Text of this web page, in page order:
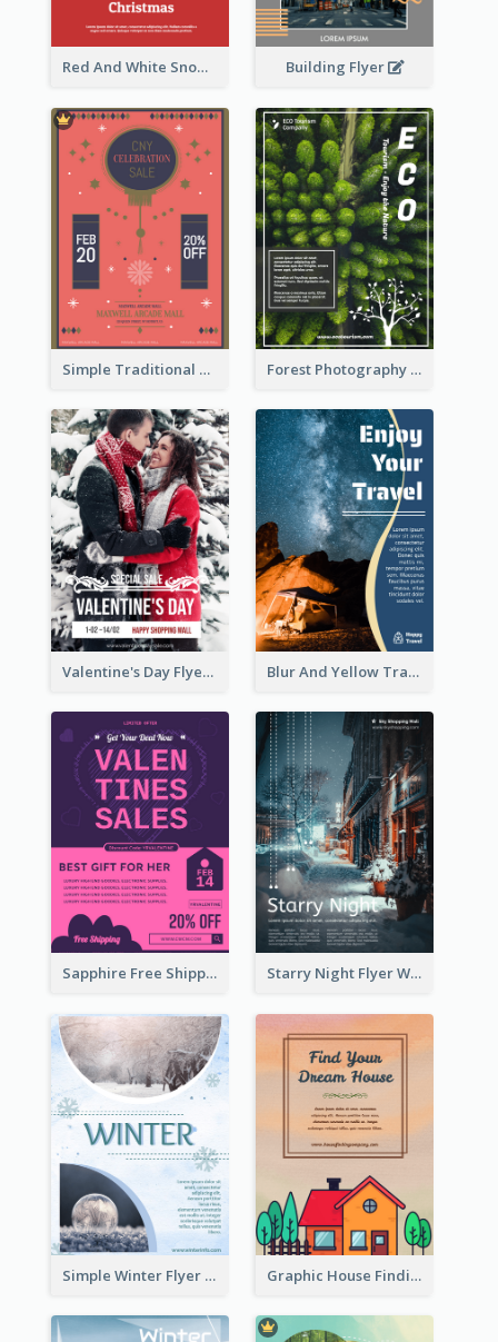
Red And White Snowman Flyer For Christmas Building Flyer
Simple Traditional CNY Sales Flyer Design Forest Photography Flyer Of ECO Tourism
Valentine's Day Flyer With Photo Of Couple Blur And Yellow Travelling Flyer Decorated With Photo
Sapphire Free Shipping Flyer Design Ideas Starry Night Flyer With Street View
Simple Winter Flyer With Snow Decorations Graphic House Finding Flyer In Warm Colour Tone